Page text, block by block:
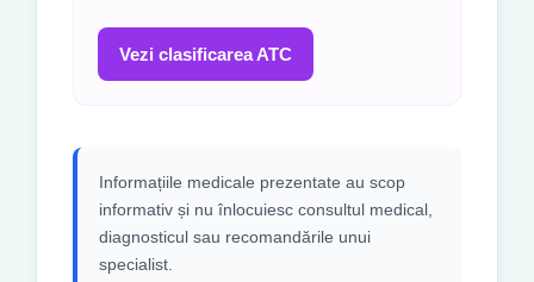
Vezi clasificarea ATC
Informațiile medicale prezentate au scop
informativ și nu înlocuiesc consultul medical,
diagnosticul sau recomandările unui
specialist.